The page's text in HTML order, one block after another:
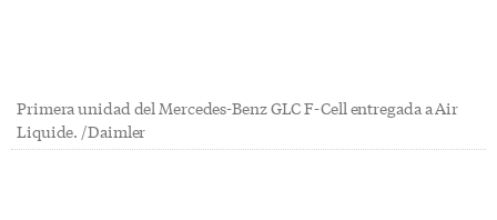
Primera unidad del Mercedes-Benz GLC F-Cell entregada a Air
Liquide. /Daimler